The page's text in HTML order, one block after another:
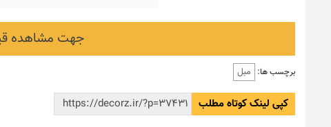
جهت مشاهده
برچسب ها: مبل
کپی لینک کوتاه مطلب